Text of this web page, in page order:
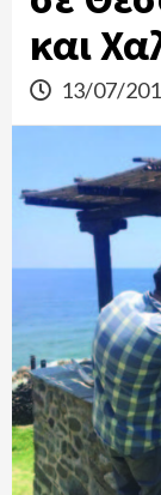
και
13/07/